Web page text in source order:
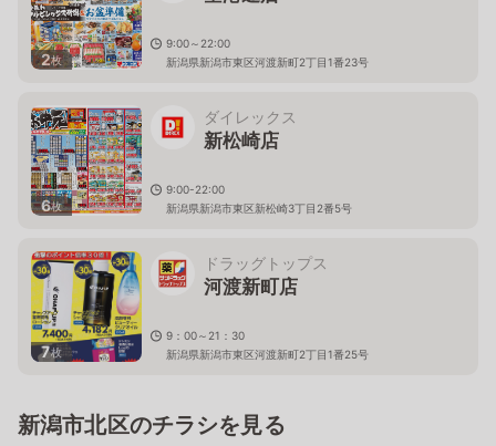
2枚
9:00～22:00
新潟県新潟市東区河渡新町2丁目1番23号
6枚
ダイレックス
新松崎店
9:00-22:00
新潟県新潟市東区新松崎3丁目2番5号
7枚
ドラッグトップス
河渡新町店
9：00～21：30
新潟県新潟市東区河渡新町2丁目1番25号
新潟市北区のチラシを見る